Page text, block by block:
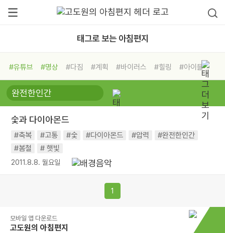
태그로 보는 아침편지
#유튜브 #명상 #다짐 #계획 #바이러스 #힐링
#아이들
#비전캠프
#독서캠프 #삶
#희망
#나눔 #친구 #링컨학교
#독서
#건강 #면역력
숯과 다이아몬드
#축복 #고통 #숯 #다이아몬드 #압력
#완전한인간
#봄철
# 햇빛
2011.8.8. 월요일
1
모바일 앱 다운로드
고도원의 아침편지